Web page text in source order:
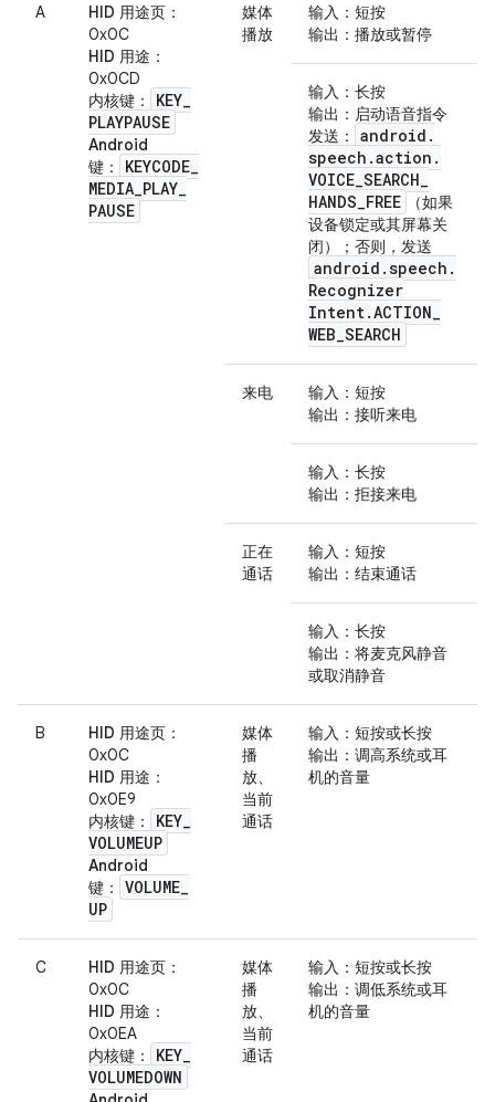
A HID 用途页 ：
0x0C
HID 用途 ：
0x0CD
内核键 ： KEY
PLAYPAUSE
Android
键 ： KEYCODE
MEDIA PLAY
PAUSE
媒体
播放
输入 ：短按
输出 ：播放或暂停
输入 ：长按
输出 ：启动语音指令
发送 ： android .
speech .action .
VOICE SEARCH
HANDS FREE
（如果
设备锁定或其屏幕关
闭）；否则，发送
android .speech .
Recognizer
Intent .ACTION
WEB SEARCH
来电 输入 ：短按
输出 ：接听来电
输入 ：长按
输出 ：拒接来电
正在
通话
输入 ：短按
输出 ：结束通话
输入 ：长按
输出 ：将麦克风静音
或取消静音
B HID 用途页 ：
0x0C
HID 用途 ：
0x0E9
内核键 ： KEY
VOLUMEUP
Android
键 ： VOLUME
UP
媒体
播
放、
当前
通话
输入 ：短按或长按
输出 ：调高系统或耳
机的音量
C HID 用途页 ：
0x0C
HID 用途 ：
0x0EA
内核键 ： KEY
VOLUMEDOWN
媒体
播
放、
当前
通话
输入 ：短按或长按
输出 ：调低系统或耳
机的音量